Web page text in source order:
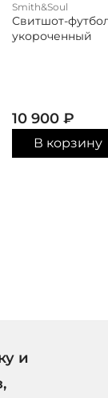
Smith&Soul
Свитшот-
укороченный
10 900 ₽
В корзину
и